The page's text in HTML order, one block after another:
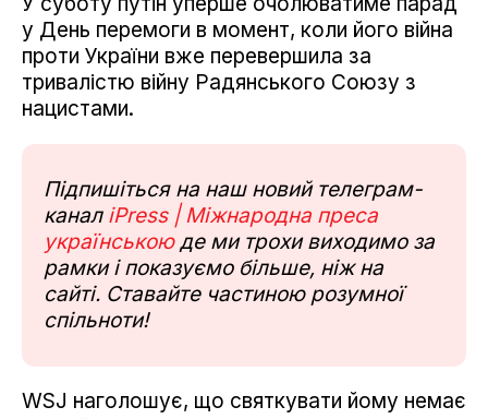
у День перемоги в момент, коли його війна
проти України вже перевершила за
тривалістю війну Радянського Союзу з
нацистами.
Підпишіться на наш новий телеграм-
канал iPress | Міжнародна преса
українськоюде ми трохи виходимо за
рамки і показуємо більше, ніж на
сайті. Ставайте частиною розумної
спільноти!
WSJ наголошує, що святкувати йому немає